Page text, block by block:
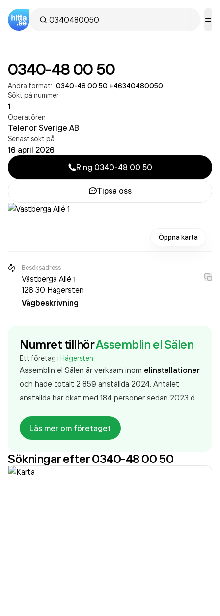
0340-48 00 50
Andra format: 0340-48 00 50 +46340480050
Sökt på nummer
1
Operatören
Telenor Sverige AB
Senast sökt på
16 april 2026
Ring 0340-48 00 50
Tipsa oss
Öppna karta
Besöksadress
Västberga Allé 1
126 30 Hägersten
Vägbeskrivning
Numret tillhörAssemblin el Sälen
Ett företag i Hägersten
Assemblin el Sälen är verksam inom elinstallationer
och hade totalt 2 859 anställda 2024. Antalet
anställda har ökat med 184 personer sedan 2023 då
är ett aktiebolag som varit aktivt sedan 1972.
Assemblin el Sälenomsatte 5 304 991 000,00 kr
senaste räkenskapsåret (2024).
Läs mer om företaget
Sökningar efter 0340-48 00 50